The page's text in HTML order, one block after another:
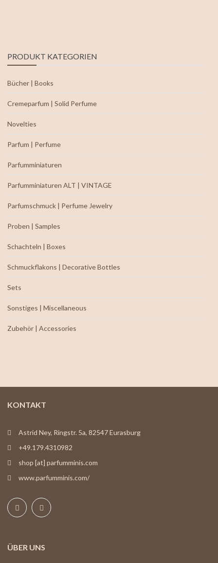
PRODUKT KATEGORIEN
Bücher | Books
Cremeparfum | Solid Perfume
Novelties
Parfum | Perfume
Parfumminiaturen
Parfumminiaturen ALT | VINTAGE
Parfumschmuck | Perfume Jewelry
Proben | Samples
Schachteln | Boxes
Schmuckflakons | Decorative Bottles
Sets
Sonstiges | Miscellaneous
Zubehör | Accessories
KONTAKT
Astrid Ney, Ringstr. 5a, 82547 Eurasburg
+49.179.4310982
shop [at] parfumminis.com
www.parfumminis.com/
ÜBER UNS